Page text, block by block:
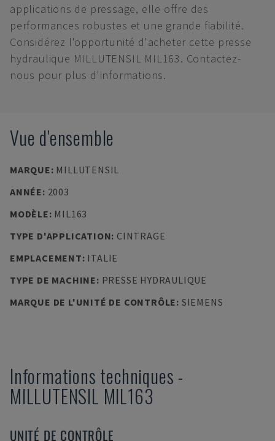
applications de pressage, elle offre des
performances robustes et une grande fiabilité.
Considérez l'opportunité d'acheter cette presse
hydraulique MILLUTENSIL MIL163. Contactez-
nous pour plus d'informations.
Vue d'ensemble
MARQUE: MILLUTENSIL
ANNÉE: 2003
MODÈLE: MIL163
TYPE D'APPLICATION: CINTRAGE
EMPLACEMENT: ITALIE
TYPE DE MACHINE: PRESSE HYDRAULIQUE
MARQUE DE L'UNITÉ DE CONTRÔLE: SIEMENS
Informations techniques -
MILLUTENSIL MIL163
UNITÉ DE CONTRÔLE